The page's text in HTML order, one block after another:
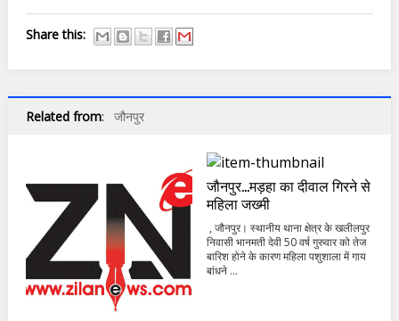
Share this:
Related from: जौनपुर
जौनपुर...मड़हा का दीवाल गिरने से
महिला जख्मी
, जौनपुर। स्थानीय थाना क्षेत्र के खलीलपुर
निवासी भानमती देवी 50 वर्ष गुरुवार को तेज
बारिश होने के कारण महिला पशुशाला में गाय
बांधने ...